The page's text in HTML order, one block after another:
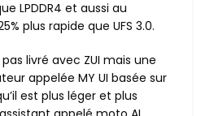
LPDDR4 et aussi au
plus rapide que UFS 3.0.
livré avec ZUI mais une
appelée MY UI basée sur
est plus léger et plus